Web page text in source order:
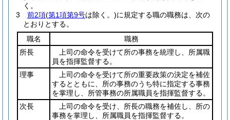
く。
3
前2項(第1項第9号は除く。)に規定する職の職務は、次の
とおりとする。
職名
職務
所長
上司の命令を受けて所の事務を統理し、所属職
員を指揮監督する。
理事
上司の命令を受けて所の重要政策の決定を補佐
するとともに、所の事務のうち特に指定する事務
を掌理し、所管事務の所属職員を指揮監督する。
次長
上司の命令を受け、所長の職務を補佐し、所の
事務を掌理し、所属職員を指揮監督する。